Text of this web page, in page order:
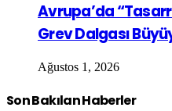
Avrupa’da
Grev Dalgası
Ağustos 1, 2026
Son Bakılan Haberler